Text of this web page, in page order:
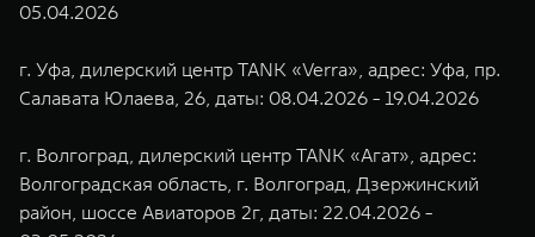
05.04.2026
г. Уфа, дилерский центр TANK «Verra», адрес: Уфа, пр.
Салавата Юлаева, 26, даты: 08.04.2026 - 19.04.2026
г. Волгоград, дилерский центр TANK «Агат», адрес:
Волгоградская область, г. Волгоград, Дзержинский
район, шоссе Авиаторов 2г, даты: 22.04.2026 -